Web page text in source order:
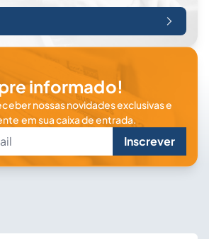
informado!
nossas novidades exclusivas e
em sua caixa de entrada.
Inscrever